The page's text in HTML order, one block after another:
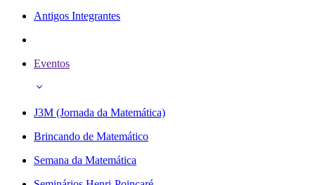
Antigos Integrantes
Eventos
J3M (Jornada da Matemática)
Brincando de Matemático
Semana da Matemática